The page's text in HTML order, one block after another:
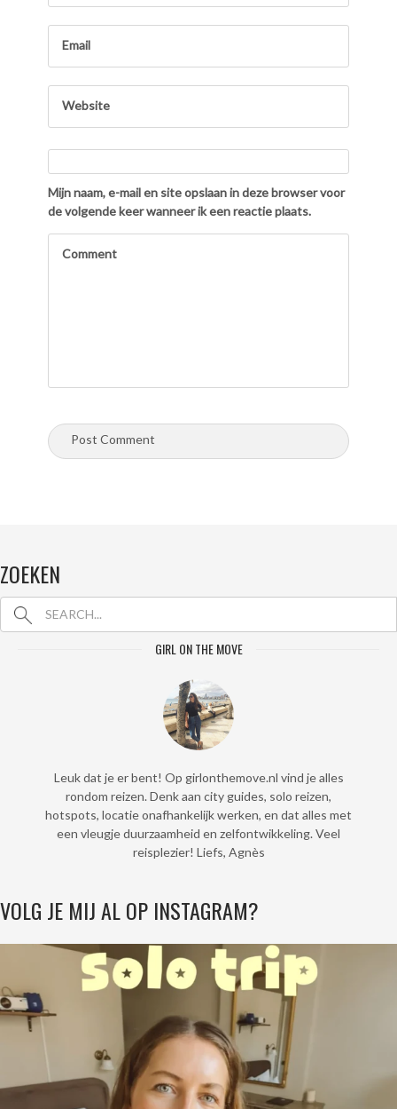
Mijn naam, e-mail en site opslaan in deze browser voor
de volgende keer wanneer ik een reactie plaats.
ZOEKEN
GIRL ON THE MOVE
Leuk dat je er bent! Op girlonthemove.nl vind je alles
rondom reizen. Denk aan city guides, solo reizen,
hotspots, locatie onafhankelijk werken, en dat alles met
een vleugje duurzaamheid en zelfontwikkeling. Veel
reisplezier! Liefs, Agnès
VOLG JE MIJ AL OP INSTAGRAM?